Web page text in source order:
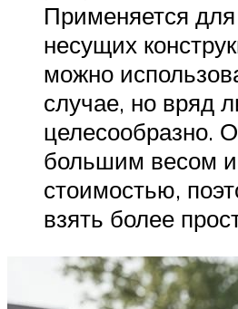
Применяется для
несущих
можно
случае, но вряд
целесообразно.
большим весом
стоимостью,
взять более